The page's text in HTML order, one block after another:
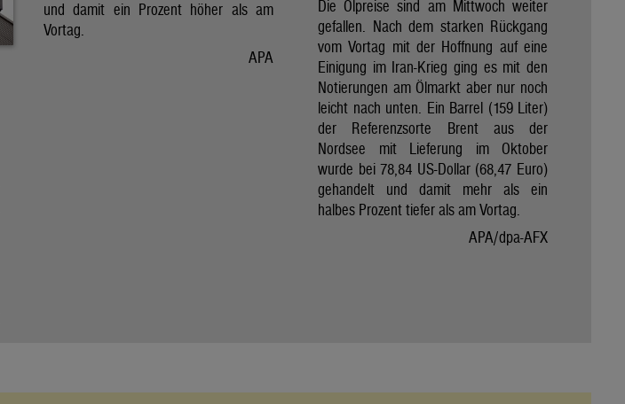
und damit ein Prozent höher als am
Vortag.
APA
Die Ölpreise sind am Mittwoch weiter
gefallen. Nach dem starken Rückgang
vom Vortag mit der Hoffnung auf eine
Einigung im Iran-Krieg ging es mit den
Notierungen am Ölmarkt aber nur noch
leicht nach unten. Ein Barrel (159 Liter)
der Referenzsorte Brent aus der
Nordsee mit Lieferung im Oktober
wurde bei 78,84 US-Dollar (68,47 Euro)
gehandelt und damit mehr als ein
halbes Prozent tiefer als am Vortag.
APA/dpa-AFX